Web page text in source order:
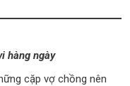
hàng ngày
cặp vợ chồng nên